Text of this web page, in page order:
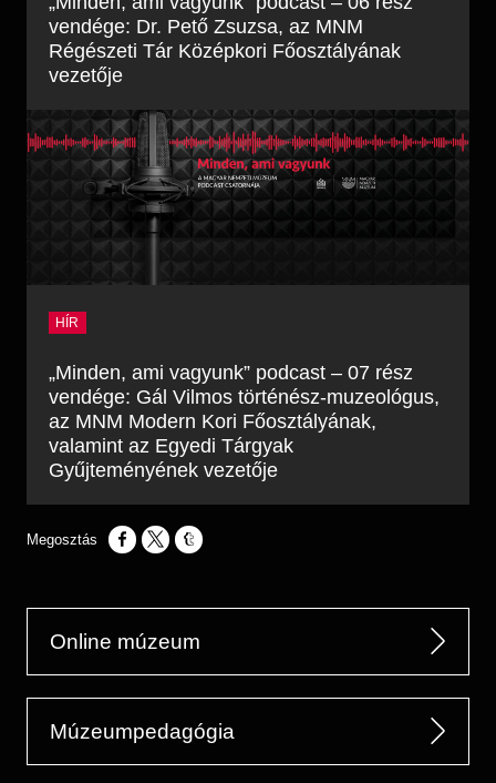
vendége: Dr. Pető Zsuzsa, az MNM
Régészeti Tár Középkori Főosztályának
vezetője
„Minden, ami vagyunk” podcast – 07 rész
vendége: Gál Vilmos történész-muzeológus,
az MNM Modern Kori Főosztályának,
valamint az Egyedi Tárgyak
Gyűjteményének vezetője
HÍR
Opens in a new window
Opens in a new window
Opens in a new window
Online múzeum
Múzeumpedagógia